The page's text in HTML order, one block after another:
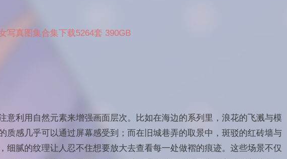
写真图集合集下载5264套 390GB
意利用自然元素来增强画面层次。比如在海边的系列里，浪花的飞溅与模
质感几乎可以通过屏幕感受到；而在旧城巷弄的取景中，斑驳的红砖墙与
细腻的纹理让人忍不住想要放大去查看每一处做褶的痕迹。这些场景不仅